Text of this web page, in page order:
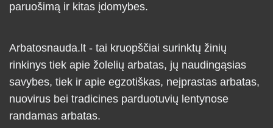
paruošimą ir kitas įdomybes.
Arbatosnauda.lt - tai kruopščiai surinktų žinių
rinkinys tiek apie žolelių arbatas, jų naudingąsias
savybes, tiek ir apie egzotiškas, neįprastas arbatas,
nuovirus bei tradicines parduotuvių lentynose
randamas arbatas.